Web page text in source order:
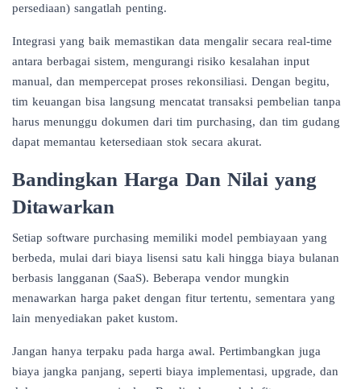
persediaan) sangatlah penting.
Integrasi yang baik memastikan data mengalir secara real-time
antara berbagai sistem, mengurangi risiko kesalahan input
manual, dan mempercepat proses rekonsiliasi. Dengan begitu,
tim keuangan bisa langsung mencatat transaksi pembelian tanpa
harus menunggu dokumen dari tim purchasing, dan tim gudang
dapat memantau ketersediaan stok secara akurat.
Bandingkan Harga Dan Nilai yang
Ditawarkan
Setiap software purchasing memiliki model pembiayaan yang
berbeda, mulai dari biaya lisensi satu kali hingga biaya bulanan
berbasis langganan (SaaS). Beberapa vendor mungkin
menawarkan harga paket dengan fitur tertentu, sementara yang
lain menyediakan paket kustom.
Jangan hanya terpaku pada harga awal. Pertimbangkan juga
biaya jangka panjang, seperti biaya implementasi, upgrade, dan